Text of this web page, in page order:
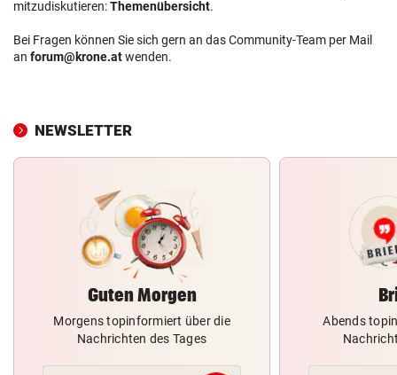
mitzudiskutieren:Themenübersicht.
Bei Fragen können Sie sich gern an das Community-Team per Mail
an forum@krone.atwenden.
NEWSLETTER
Guten Morgen
Morgens topinformiert über die
Nachrichten des Tages
Abends